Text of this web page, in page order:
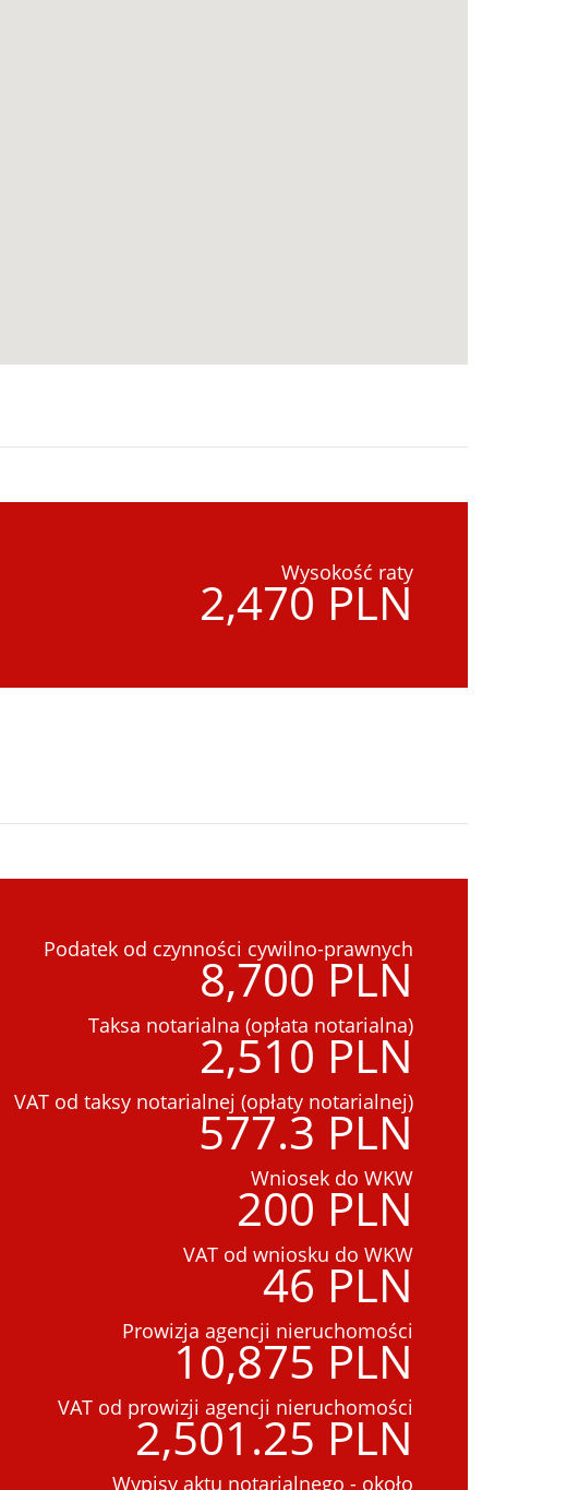
Wysokość raty
2,470 PLN
Podatek od czynności cywilno-prawnych
8,700 PLN
Taksa notarialna (opłata notarialna)
2,510 PLN
VAT od taksy notarialnej (opłaty notarialnej)
577.3 PLN
Wniosek do WKW
200 PLN
VAT od wniosku do WKW
46 PLN
Prowizja agencji nieruchomości
10,875 PLN
VAT od prowizji agencji nieruchomości
2,501.25 PLN
Wypisy aktu notarialnego - około